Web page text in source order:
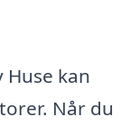
kan
Når du